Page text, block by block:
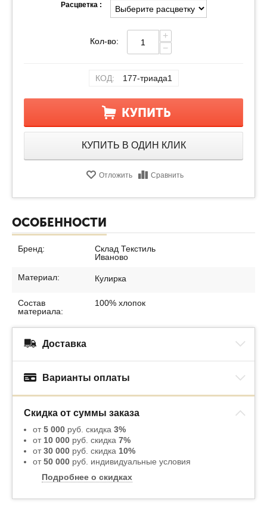
Расцветка :
Кол-во:
+
−
КОД: 177-триада1
КУПИТЬ
КУПИТЬ В ОДИН КЛИК
Отложить Сравнить
ОСОБЕННОСТИ
Бренд:
Склад Текстиль
Иваново
Материал: Кулирка
Состав
материала:
100% хлопок
Доставка
Варианты оплаты
Скидка от суммы заказа
от5 000 руб. скидка 3%
от 10 000 руб. скидка 7%
от30 000 руб. скидка 10%
от50 000 руб. индивидуальные условия
Подробнее о скидках